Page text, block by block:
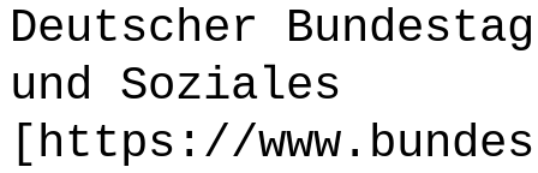
Deutscher
und Soziales
[https://